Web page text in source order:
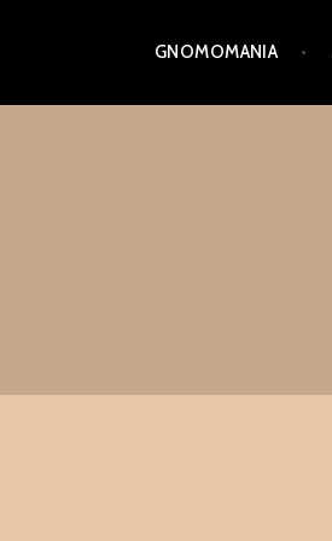
content
GNOMOMANIA